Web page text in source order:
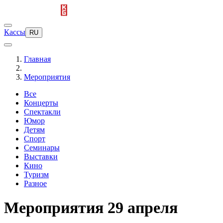
Кассы RU
Главная
Мероприятия
Все
Концерты
Спектакли
Юмор
Детям
Спорт
Семинары
Выставки
Кино
Туризм
Разное
Мероприятия 29 апреля